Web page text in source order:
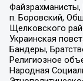
Файзрахманисты,
п. Боровский,
Щелковского
Украинская
Бандеры,
Религиозное
Народная